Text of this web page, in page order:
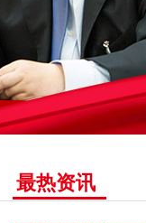
最热资讯